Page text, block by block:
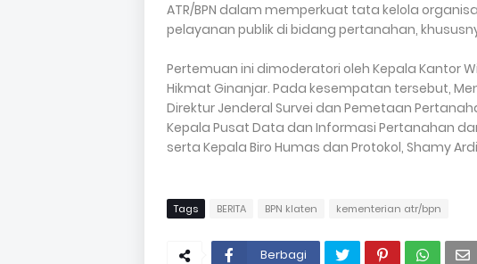
ATR/BPN dalam memperkuat tata kelola
pelayanan publik di bidang pertanahan,
Pertemuan ini dimoderatori oleh Kepala Kantor
Hikmat Ginanjar. Pada kesempatan tersebut,
Direktur Jenderal Survei dan Pemetaan
Kepala Pusat Data dan Informasi Pertanahan
serta Kepala Biro Humas dan Protokol, Shamy
Tags BERITA BPN klaten kementerian atr/bpn
Berbagi